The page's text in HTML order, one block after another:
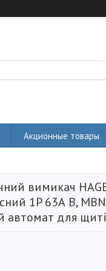
Акционные товары
вимикач
1P 63А B,
автомат для